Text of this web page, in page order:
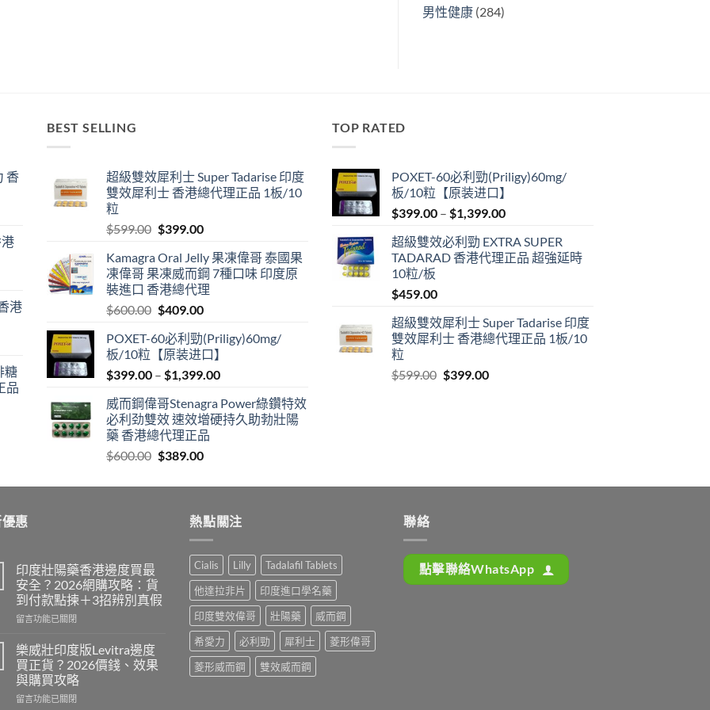
男性健康(284)
香
港
糖
品
BEST SELLING
超級雙效犀利士 Super Tadarise 印度
雙效犀利士 香港總代理正品 1板/10
粒
$599.00 Original
was:
$599.00.
$399.00Current
is:
$399.00.
Kamagra Oral Jelly 果凍偉哥 泰國果
凍偉哥 果凍威而鋼 7種口味 印度原
裝進口 香港總代理
$600.00 Original
was:
$600.00.
$409.00Current
is:
$409.00.
POXET-60必利勁(Priligy)60mg/
板/10粒【原装进口】
$399.00 – $1,399.00Price
$399.00
through
威而鋼偉哥Stenagra Power綠鑽特效
必利劲雙效 速效增硬持久助勃壯陽
藥 香港總代理正品
$600.00 Original
was:
$389.00Current
is:
TOP RATED
POXET-60必利勁(Priligy)60mg/
板/10粒【原装进口】
$399.00 – $1,399.00Price
$399.00
through
超級雙效必利勁 EXTRA SUPER
TADARAD 香港代理正品 超強延時
10粒/板
$459.00
超級雙效犀利士 Super Tadarise 印度
雙效犀利士 香港總代理正品 1板/10
粒
$599.00 Original
$399.00Current
惠
印度壯陽藥香港邊度買最
安全？2026網購攻略：貨
到付款點揀＋3招辨別真假
在
度
壯
陽
藥
香
留言功能已關閉
樂威壯印度版Levitra邊度
買正貨？2026價錢、效果
與購買攻略
在
留言功能已關閉
熱點關注
Cialis Lilly
Tadalafil Tablets
他達拉非片
印度進口學名藥
印度雙效偉哥
壯陽藥
威而鋼
希愛力
必利勁 犀利士
菱形偉哥
菱形威而鋼
雙效威而鋼
聯絡
點擊聯絡WhatsApp